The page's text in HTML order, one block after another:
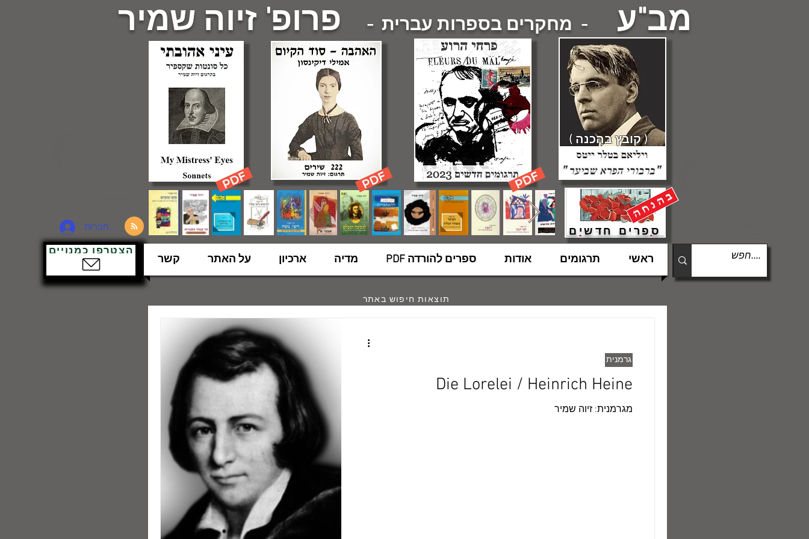
מב"ע - מחקרים בספרות עברית - פרופ' זיוה שמיר
ספרים חדשים
( קובץ בהכנה )
להתחברות
הצטרפו כמנויים
ראשי תרגומים אודות ספרים להורדה PDF מדיה ארכיון על האתר קשר
תוצאות חיפוש באתר
Die Lorelei / Heinrich Heine
​מגרמנית: זיוה שמיר
גרמנית